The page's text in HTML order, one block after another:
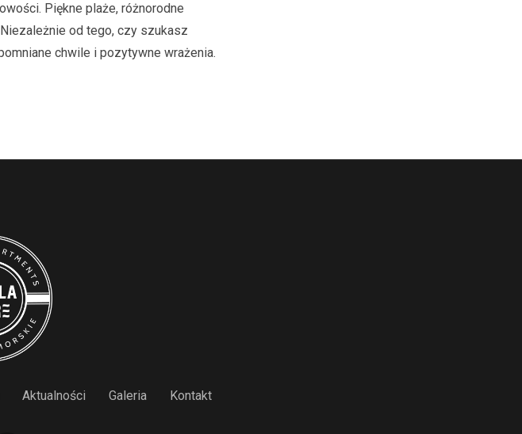
Piękne plaże, różnorodne
od tego, czy szukasz
chwile i pozytywne wrażenia.
Aktualności Galeria Kontakt